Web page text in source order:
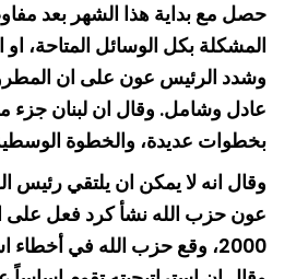
حصل مع بداية هذا الشهر بعد
المشكلة بكل الوسائل المتاحة،
وشدد الرئيس عون على ان المطروح
بخطوات عديدة، والخطوة الوسطية
وقال انه لا يمكن ان يلتقي رئيس
2000، وقع حزب الله في أخطاء استراتيجية رئيسية.